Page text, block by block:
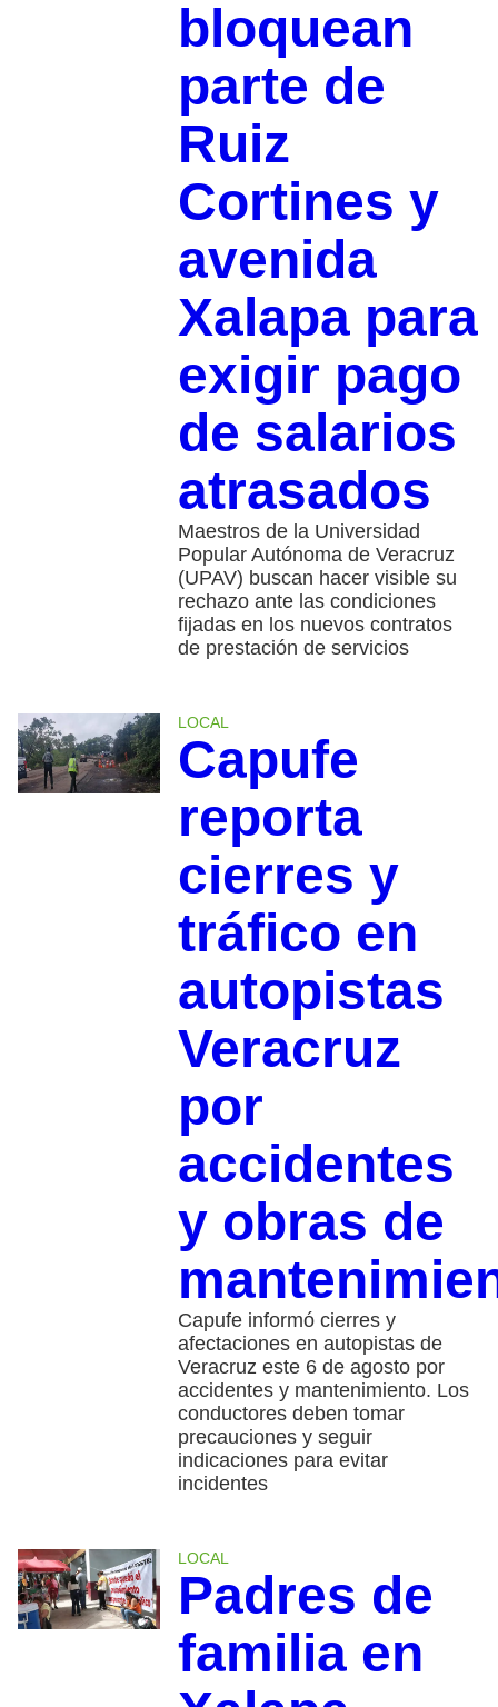
bloquean
parte de
Ruiz
Cortines y
avenida
Xalapa para
exigir pago
de salarios
atrasados
Maestros de la Universidad
Popular Autónoma de Veracruz
(UPAV) buscan hacer visible su
rechazo ante las condiciones
fijadas en los nuevos contratos
de prestación de servicios
LOCAL
Capufe
reporta
cierres y
tráfico en
autopistas
Veracruz
por
accidentes
y obras de
Capufe informó cierres y
afectaciones en autopistas de
Veracruz este 6 de agosto por
accidentes y mantenimiento. Los
conductores deben tomar
precauciones y seguir
indicaciones para evitar
incidentes
LOCAL
Padres de
familia en